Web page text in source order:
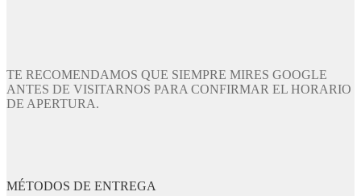
TE RECOMENDAMOS QUE SIEMPRE MIRES GOOGLE
ANTES DE VISITARNOS PARA CONFIRMAR EL HORARIO
DE APERTURA.
MÉTODOS DE ENTREGA